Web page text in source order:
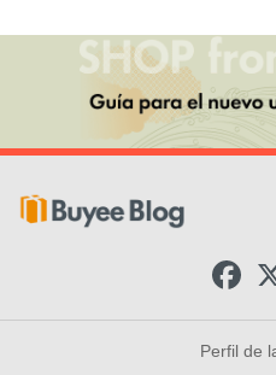
e
b
o
Perfil de